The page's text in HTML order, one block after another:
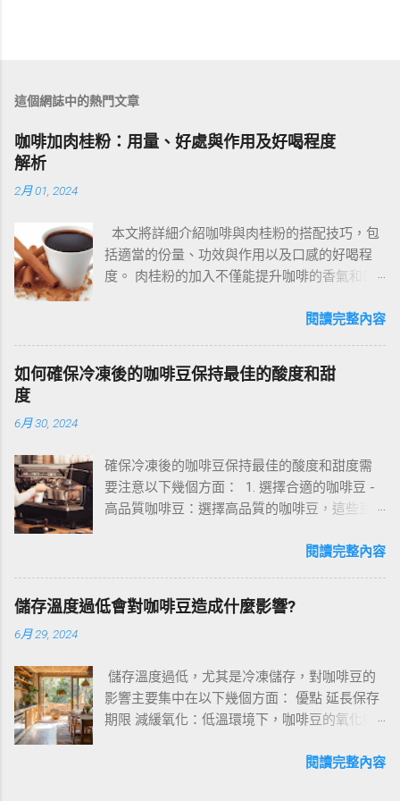
這個網誌中的熱門文章
咖啡加肉桂粉：用量、好處與作用及好喝程度
解析
2月 01, 2024
本文將詳細介紹咖啡與肉桂粉的搭配技巧，包
括適當的份量、功效與作用以及口感的好喝程
度。 肉桂粉的加入不僅能提升咖啡的香氣和口
醇。 讓我們一起來了解如何讓咖啡加肉桂粉更
量建議：依個人口味，通常情況下，每杯咖啡
加入1/2到1茶匙的肉桂粉為宜。 搭配技巧：建
的香氣與咖啡的濃鬱味道。 二、咖啡加肉桂粉
的功效與作用 提升免疫力：肉桂粉富含抗氧化
物質，有助於提高免疫力和對抗自由基對身體
作用，對於月經痛、關節痛等生理痛有一定緩
解作用。 降低血糖、膽固醇：肉桂粉能夠刺激
胰島素分泌，降低血糖，同時降低膽固醇，有
助於防治糖尿病和心血管疾病。 促進消化：肉
好喝程度 肉桂咖啡的味道香甜濃鬱，既能感受
到肉桂的獨特香氣，又能品味到咖啡的醇厚口
感。 這種香氣和口感的搭配非常適合喜歡甜香
味，可以嘗試加入少量的蜂蜜或楓糖，會讓肉
閱讀完整內容
如何確保冷凍後的咖啡豆保持最佳的酸度和甜
度
6月 30, 2024
確保冷凍後的咖啡豆保持最佳的酸度和甜度需
要注意以下幾個方面： 1. 選擇合適的咖啡豆 -
高品質咖啡豆：選擇高品質的咖啡豆，這些豆
擇剛烘焙不久的咖啡豆，因為新鮮烘焙的咖啡
- 使用真空密封袋：將咖啡豆放入真空密封袋
中，盡可能排除袋內的空氣，防止氧化和濕氣
數。 - 緩慢解凍：將咖啡豆從冷凍庫取出後，先
放入冰箱冷藏室緩慢解凍，再取出使用，這樣
可以減少濕氣吸收，保持風味。 3. 儲存環境 -
繁開關冷凍庫門，防止溫度波動影響咖啡豆品
閱讀完整內容
儲存溫度過低會對咖啡豆造成什麼影響?
6月 29, 2024
儲存溫度過低，尤其是冷凍儲存，對咖啡豆的
影響主要集中在以下幾個方面： 優點 延長保存
期限 減緩氧化：低溫環境下，咖啡豆的氧化速
於保持咖啡豆的新鮮度和風味。 防止蟲害：低
閱讀完整內容